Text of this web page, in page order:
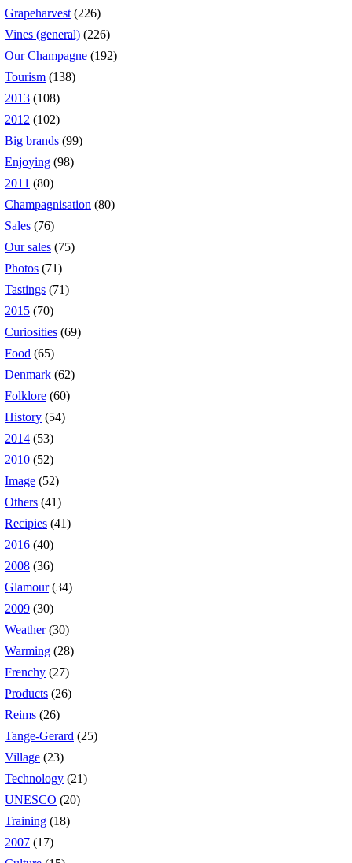
Grapeharvest (226)
Vines (general) (226)
Our Champagne (192)
Tourism (138)
2013 (108)
2012 (102)
Big brands (99)
Enjoying (98)
2011 (80)
Champagnisation (80)
Sales (76)
Our sales (75)
Photos (71)
Tastings (71)
2015 (70)
Curiosities (69)
Food (65)
Denmark (62)
Folklore (60)
History (54)
2014 (53)
2010 (52)
Image (52)
Others (41)
Recipies (41)
2016 (40)
2008 (36)
Glamour (34)
2009 (30)
Weather (30)
Warming (28)
Frenchy (27)
Products (26)
Reims (26)
Tange-Gerard (25)
Village (23)
Technology (21)
UNESCO (20)
Training (18)
2007 (17)